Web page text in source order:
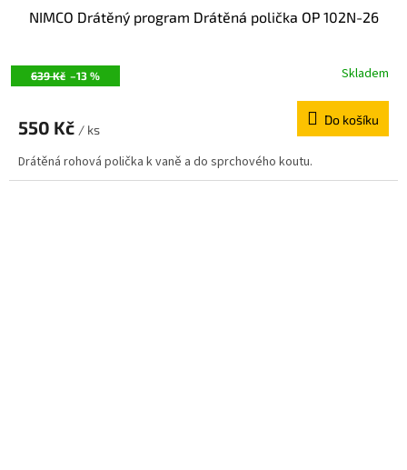
639 Kč –13 %
NIMCO Drátěný program Drátěná polička OP 102N-26
Skladem
550 Kč / ks
Do košíku
Drátěná rohová polička k vaně a do sprchového koutu.